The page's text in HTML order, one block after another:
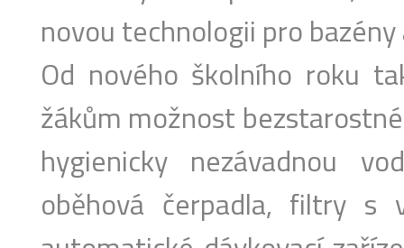
novou technologii pro
Od nového školního roku
žákům možnost
hygienicky nezávadnou
oběhová čerpadla, filtry s